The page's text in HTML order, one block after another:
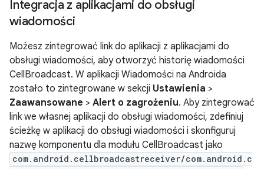
Integracja z aplikacjami do obsługi
wiadomości
Możesz zintegrować link do aplikacji z aplikacjami do
obsługi wiadomości, aby otworzyć historię wiadomości
CellBroadcast. W aplikacji Wiadomości na Androida
zostało to zintegrowane w sekcji Ustawienia >
Zaawansowane > Alert o zagrożeniu. Aby zintegrować
link we własnej aplikacji do obsługi wiadomości, zdefiniuj
ścieżkę w aplikacji do obsługi wiadomości i skonfiguruj
nazwę komponentu dla modułu CellBroadcast jako
com.android.cellbroadcastreceiver/com.android.c